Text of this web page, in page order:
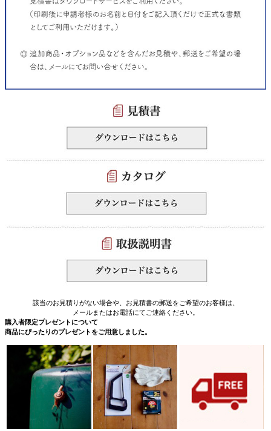
該当のお見積りがない場合や、お見積書の郵送をご希望のお客様は、
メールまたはお電話にてご連絡ください。
購入者限定プレゼントについて
商品にぴったりのプレゼントをご用意しました。